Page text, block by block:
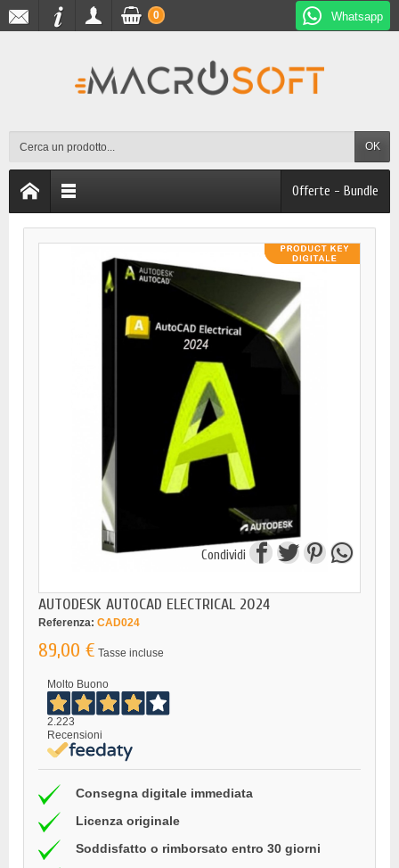
Whatsapp
OK
0
Offerte - Bundle
Condividi
AUTODESK AUTOCAD ELECTRICAL 2024
Referenza: CAD024
89,00 € Tasse incluse
Molto Buono
2.223
Recensioni
Consegna digitale immediata
Licenza originale
Soddisfatto o rimborsato entro 30 giorni